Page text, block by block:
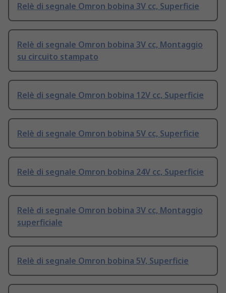
Relè di segnale Omron bobina 3V cc, Superficie
Relè di segnale Omron bobina 3V cc, Montaggio
su circuito stampato
Relè di segnale Omron bobina 12V cc, Superficie
Relè di segnale Omron bobina 5V cc, Superficie
Relè di segnale Omron bobina 24V cc, Superficie
Relè di segnale Omron bobina 3V cc, Montaggio
superficiale
Relè di segnale Omron bobina 5V, Superficie